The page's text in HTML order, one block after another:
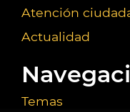
Atención
Actualidad
Temas